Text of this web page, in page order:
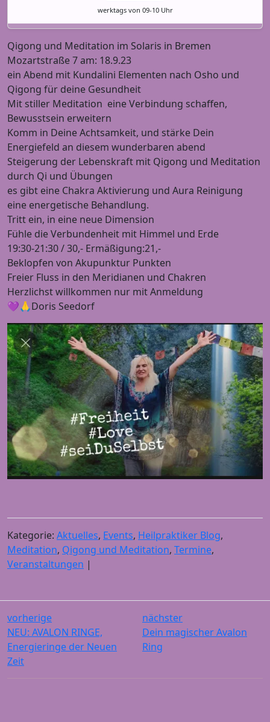
werktags von 09-10 Uhr
Qigong und Meditation im Solaris in Bremen
Mozartstraße 7 am: 18.9.23
ein Abend mit Kundalini Elementen nach Osho und
Qigong für deine Gesundheit
Mit stiller Meditation eine Verbindung schaffen,
Bewusstsein erweitern
Komm in Deine Achtsamkeit, und stärke Dein
Energiefeld an diesem wunderbaren abend
Steigerung der Lebenskraft mit Qigong und Meditation
durch Qi und Übungen
es gibt eine Chakra Aktivierung und Aura Reinigung
eine energetische Behandlung.
Tritt ein, in eine neue Dimension
Fühle die Verbundenheit mit Himmel und Erde
19:30-21:30 / 30,- Ermäßigung:21,-
Beklopfen von Akupunktur Punkten
Freier Fluss in den Meridianen und Chakren
Herzlichst willkommen nur mit Anmeldung
💜🙏Doris Seedorf
Kategorie: Aktuelles, Events, Heilpraktiker Blog,
Meditation, Qigong und Meditation, Termine,
Veranstaltungen |
vorherige
NEU: AVALON RINGE,
Energieringe der Neuen
Zeit
nächster
Dein magischer Avalon
Ring